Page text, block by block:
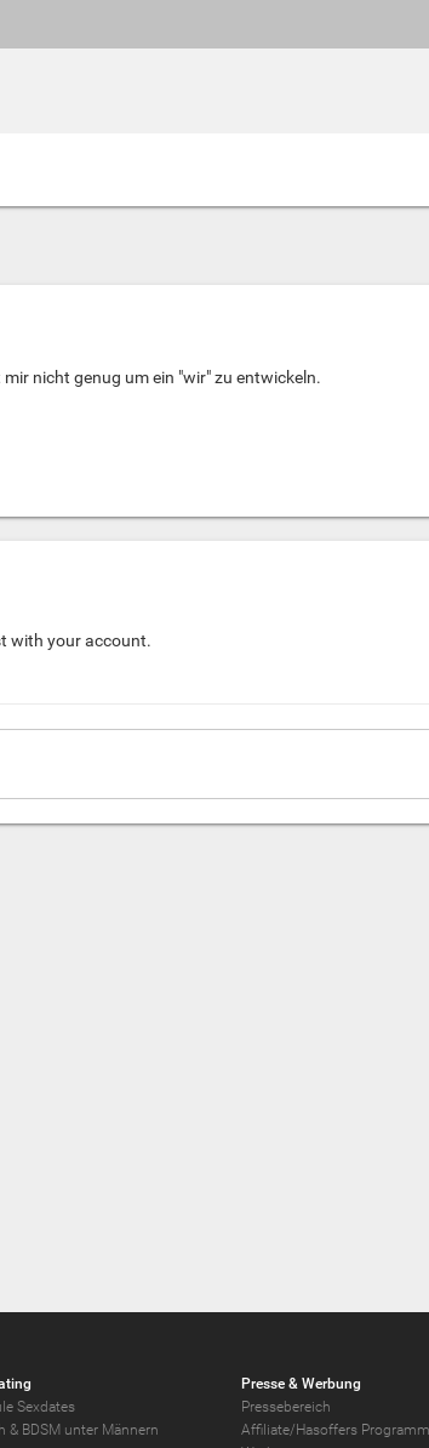
nicht genug um ein "wir" zu entwickeln.
with your account.
Sexdates
& BDSM unter Männern
Presse & Werbung
Pressebereich
Affiliate/Hasoffers Programm